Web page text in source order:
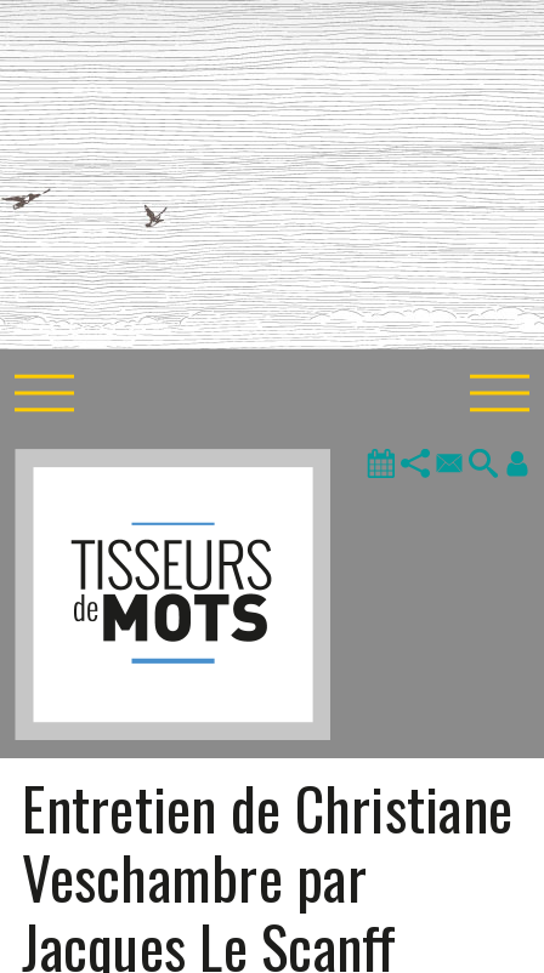
Entretien de Christiane
Veschambre par
Jacques Le Scanff